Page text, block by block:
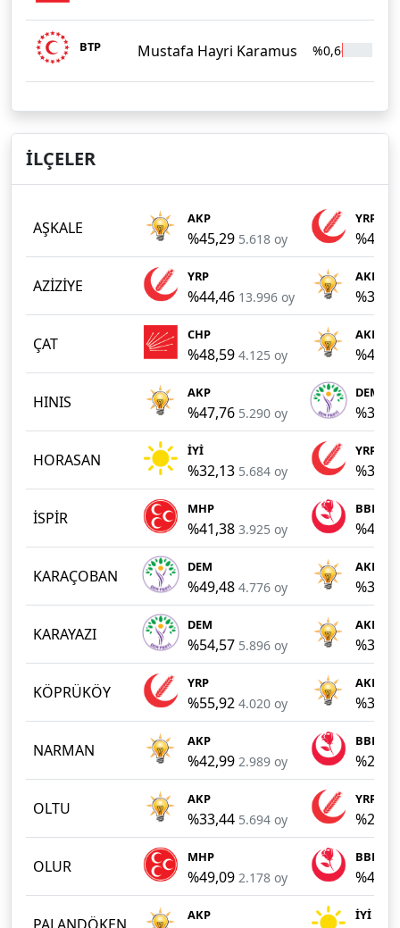
BTP Mustafa Hayri Karamus %0,66
İLÇELER
AŞKALE AKP
%45,29 5.618 oy
YRP
AZİZİYE YRP
%44,46 13.996 oy
AKP
ÇAT CHP
%48,59 4.125 oy
AKP
HINIS AKP
%47,76 5.290 oy
DEM
HORASAN İYİ
%32,13 5.684 oy
YRP
İSPİR MHP
%41,38 3.925 oy
BBP
KARAÇOBAN DEM
%49,48 4.776 oy
AKP
KARAYAZI DEM
%54,57 5.896 oy
AKP
KÖPRÜKÖY YRP
%55,92 4.020 oy
AKP
NARMAN AKP
%42,99 2.989 oy
BBP
OLTU AKP
%33,44 5.694 oy
YRP
OLUR MHP
%49,09 2.178 oy
BBP
AKP İYİ